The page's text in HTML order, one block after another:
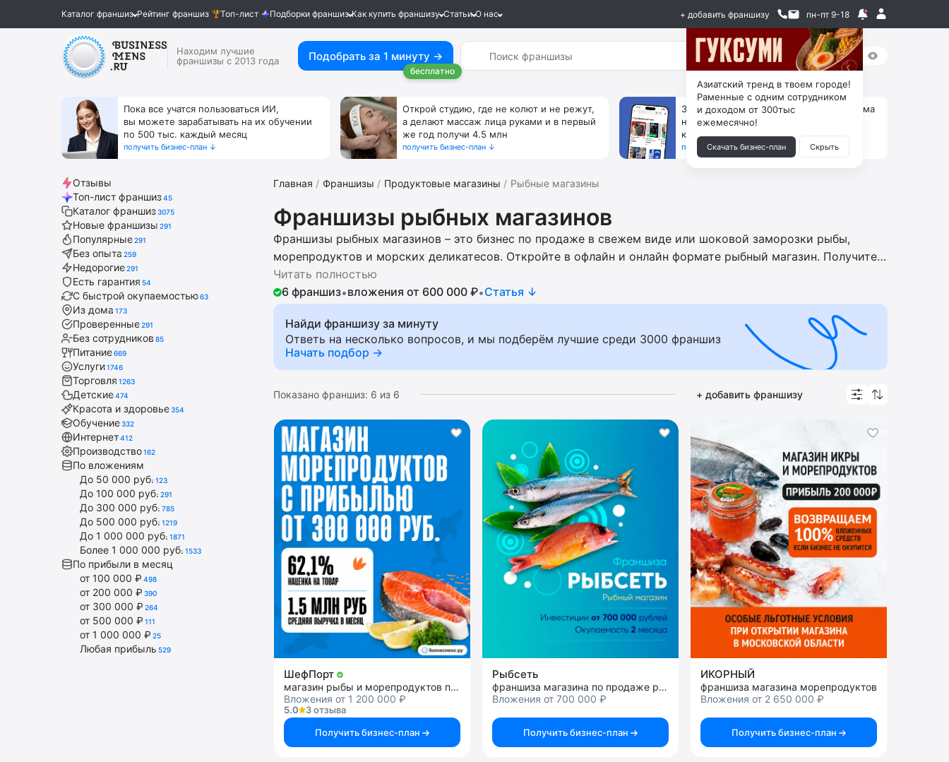
Каталог франшиз Рейтинг франшиз Топ-лист Подборки франшиз Как купить франшизу Статьи О нас + добавить франшизу пн-пт 9-18
Находим лучшие
франшизы с 2013 года
Подобрать за 1 минуту →
бесплатно
Пока все учатся пользоваться ИИ,
вы можете зарабатывать на их обучении
по 500 тыс. каждый месяц
получить бизнес-план ↓
Открой студию, где не колют и не режут,
а делают массаж лица руками и в первый
же год получи 4.5 млн
получить бизнес-план ↓
За 90 тыс. открой магазин на Авито, дома
ни коробок, ни товара, ни склада, зато
каждый месяц +125 тыс. чистыми
получить бизнес-план ↓
Отзывы
Топ-лист франшиз45
Каталог франшиз3075
Новые франшизы 291
Популярные291
Без опыта 259
Недорогие291
Есть гарантия 54
С быстрой окупаемостью63
Из дома 173
Проверенные291
Без сотрудников 85
Питание669
Услуги1746
Торговля 1263
Детские474
Красота и здоровье354
Обучение332
Интернет412
Производство162
По вложениям
До 50 000 руб. 123
До 100 000 руб. 291
До 300 000 руб. 785
До 500 000 руб. 1219
До 1 000 000 руб. 1871
Более 1 000 000 руб. 1533
По прибыли в месяц
от 100 000 ₽ 498
от 200 000 ₽ 390
от 300 000 ₽ 264
от 500 000 ₽ 111
от 1 000 000 ₽ 25
Любая прибыль 529
Главная Франшизы Продуктовые магазины Рыбные магазины
Франшизы рыбных магазинов
Франшизы рыбных магазинов – это бизнес по продаже в свежем виде или шоковой заморозки рыбы,
морепродуктов и морских деликатесов. Откройте в офлайн и онлайн формате рыбный магазин. Получите
помощь в запуске и ведении бизнеса, подборе локации, поиске и обучении персонала, юридической
регистрации, поиске клиентов, формировании ассортимента, доступ к списку поставщиков оборудования,
разработанной маркетинговой стратегии и материалам, настройке рекламной компании
(линдогенерации), разработанному дизайн-проекту помещения, CRM-системе управления бизнеса. В
подборку лучших попадают франшизы с высоким рейтингом, хорошими отзывами, а также куда
посетители часто заходят.
Читать полностью
6 франшиз•вложения от 600 000 ₽•Cтатья ↓
Найди франшизу за минуту
Ответь на несколько вопросов, и мы подберём лучшие среди 3000 франшиз
Начать подбор →
Показано франшиз: 6 из 6 + добавить франшизу
ШефПорт
магазин рыбы и морепродуктов премиального качества
Вложения от 1 200 000 ₽
5.0
3 отзыва
Получить бизнес-план
Рыбсеть
франшиза магазина по продаже рыбы, икры и морепродуктов
Вложения от 700 000 ₽
Получить бизнес-план
ИКОРНЫЙ
франшиза магазина морепродуктов
Вложения от 2 650 000 ₽
Получить бизнес-план
Азиатский тренд в твоем городе!
Раменные с одним сотрудником
и доходом от 300тыс
ежемесячно!
Скачать бизнес-план Скрыть